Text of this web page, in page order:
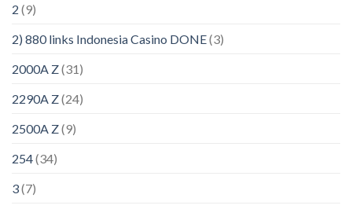
2 (9)
2) 880 links Indonesia Casino DONE(3)
2000A Z(31)
2290A Z(24)
2500A Z(9)
254(34)
3(7)